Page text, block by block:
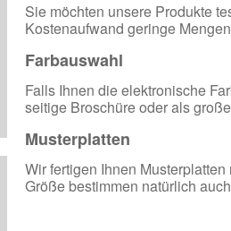
Sie möchten unsere Produkte
Kostenaufwand geringe
Farbauswahl
Falls Ihnen die elektronische
seitige Broschüre oder als
Musterplatten
Wir fertigen Ihnen
Größe bestimmen natürlich